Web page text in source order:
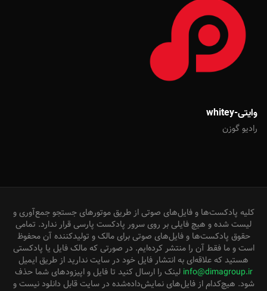
وایتی-whitey
رادیو گوزن
کلیه پادکست‌ها و فایل‌های صوتی از طریق موتورهای جستجو جمع‌آوری و
لیست شده و هیچ فایلی بر روی سرور پادکست پارسی قرار ندارد. تمامی
حقوق پادکست‌ها و فایل‌های صوتی برای مالک و تولیدکننده آن محفوظ
است و ما فقط آن را منتشر کرده‌ایم. در صورتی که مالک فایل یا پادکستی
هستید که علاقه‌ای به انتشار فایل خود در سایت ندارید از طریق ایمیل
info@dimagroup.ir لینک را ارسال کنید تا فایل و اپیزودهای شما حذف
شود. هیچ‌کدام از فایل‌های نمایش‌داده‌شده در سایت قابل دانلود نیست و